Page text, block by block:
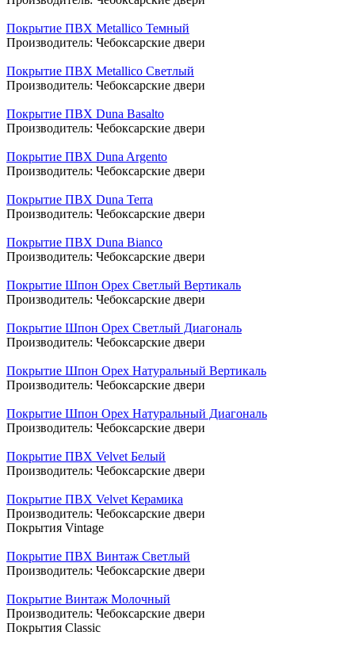
Покрытие ПВХ Metallico Темный
Производитель: Чебоксарские двери
Покрытие ПВХ Metallico Светлый
Производитель: Чебоксарские двери
Покрытие ПВХ Duna Basalto
Производитель: Чебоксарские двери
Покрытие ПВХ Duna Argento
Производитель: Чебоксарские двери
Покрытие ПВХ Duna Terra
Производитель: Чебоксарские двери
Покрытие ПВХ Duna Bianco
Производитель: Чебоксарские двери
Покрытие Шпон Орех Светлый Вертикаль
Производитель: Чебоксарские двери
Покрытие Шпон Орех Светлый Диагональ
Производитель: Чебоксарские двери
Покрытие Шпон Орех Натуральный Вертикаль
Производитель: Чебоксарские двери
Покрытие Шпон Орех Натуральный Диагональ
Производитель: Чебоксарские двери
Покрытие ПВХ Velvet Белый
Производитель: Чебоксарские двери
Покрытие ПВХ Velvet Керамика
Производитель: Чебоксарские двери
Покрытия Vintage
Покрытие ПВХ Винтаж Светлый
Производитель: Чебоксарские двери
Покрытие Винтаж Молочный
Производитель: Чебоксарские двери
Покрытия Classic